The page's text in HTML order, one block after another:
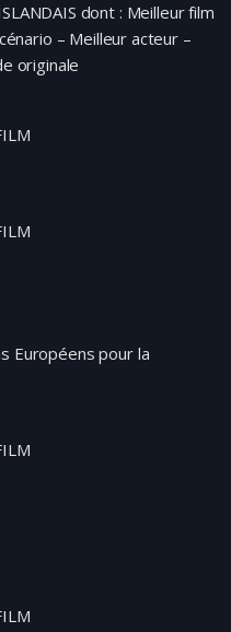
dont : Meilleur film
– Meilleur acteur –
originale
Européens pour la